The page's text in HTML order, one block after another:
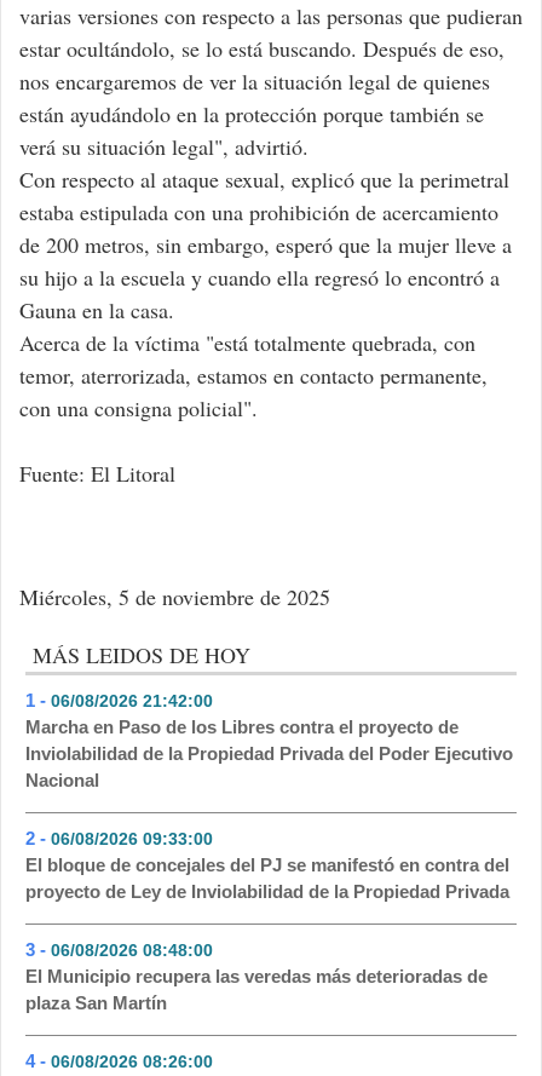
varias versiones con respecto a las personas que pudieran
estar ocultándolo, se lo está buscando. Después de eso,
nos encargaremos de ver la situación legal de quienes
están ayudándolo en la protección porque también se
verá su situación legal", advirtió.
Con respecto al ataque sexual, explicó que la perimetral
estaba estipulada con una prohibición de acercamiento
de 200 metros, sin embargo, esperó que la mujer lleve a
su hijo a la escuela y cuando ella regresó lo encontró a
Gauna en la casa.
Acerca de la víctima "está totalmente quebrada, con
temor, aterrorizada, estamos en contacto permanente,
con una consigna policial".
Fuente: El Litoral
Miércoles, 5 de noviembre de 2025
MÁS LEIDOS DE HOY
1 - 06/08/2026 21:42:00
Marcha en Paso de los Libres contra el proyecto de
Inviolabilidad de la Propiedad Privada del Poder Ejecutivo
Nacional
2 - 06/08/2026 09:33:00
El bloque de concejales del PJ se manifestó en contra del
proyecto de Ley de Inviolabilidad de la Propiedad Privada
3 - 06/08/2026 08:48:00
El Municipio recupera las veredas más deterioradas de
plaza San Martín
4 - 06/08/2026 08:26:00